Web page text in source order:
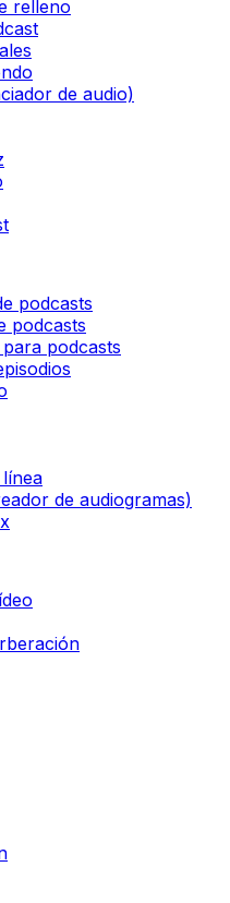
relleno
de audio)
podcasts
podcasts
podcasts
de audiogramas)